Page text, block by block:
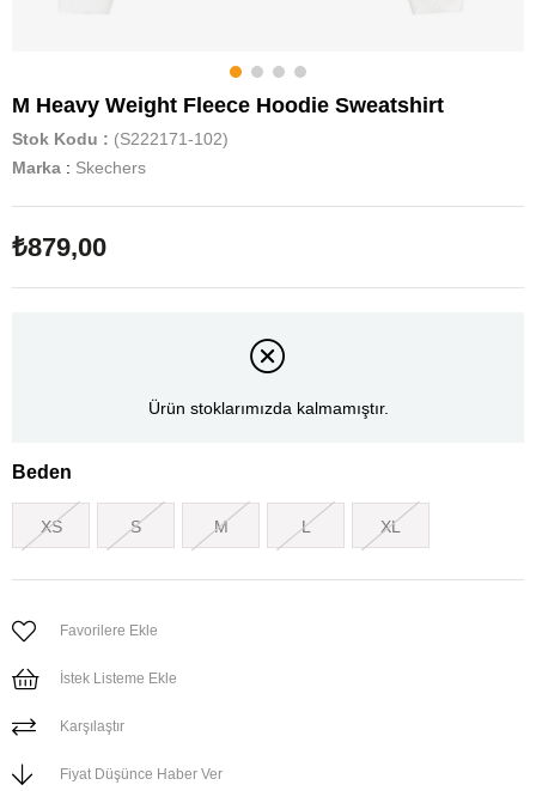
M Heavy Weight Fleece Hoodie Sweatshirt
Stok Kodu
(S222171-102)
Marka : Skechers
₺879,00
Ürün stoklarımızda kalmamıştır.
Beden
XS S M L XL
Favorilere Ekle
İstek Listeme Ekle
Karşılaştır
Fiyat Düşünce Haber Ver